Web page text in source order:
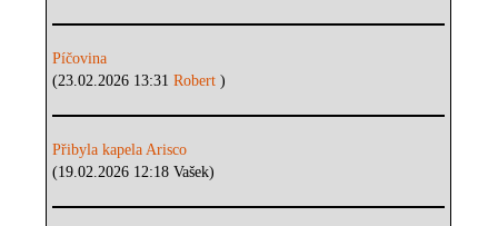
Píčovina
(23.02.2026 13:31Robert)
Přibyla kapela Arisco
(19.02.2026 12:18 Vašek)